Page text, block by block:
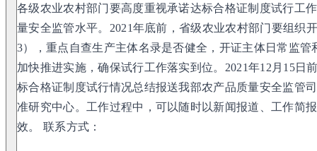
各级农业农村部门要高度重视承诺达标合格证制度试行工
量安全监管水平。2021年底前，省级农业农村部门要组织
3），重点自查生产主体名录是否健全，开证主体日常监
加快推进实施，确保试行工作落实到位。2021年12月15日
标合格证制度试行情况总结报送我部农产品质量安全监管
准研究中心。工作过程中，可以随时以新闻报道、工作简
效。 联系方式：